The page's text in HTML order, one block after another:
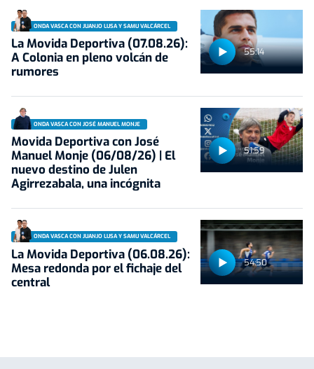
55:14
ONDA VASCA CON JUANJO LUSA Y SAMU VALCÁRCEL
La Movida Deportiva (07.08.26):
A Colonia en pleno volcán de
rumores
51:59
ONDA VASCA CON JOSÉ MANUEL MONJE
Movida Deportiva con José
Manuel Monje (06/08/26) | El
nuevo destino de Julen
Agirrezabala, una incógnita
54:50
ONDA VASCA CON JUANJO LUSA Y SAMU VALCÁRCEL
La Movida Deportiva (06.08.26):
Mesa redonda por el fichaje del
central